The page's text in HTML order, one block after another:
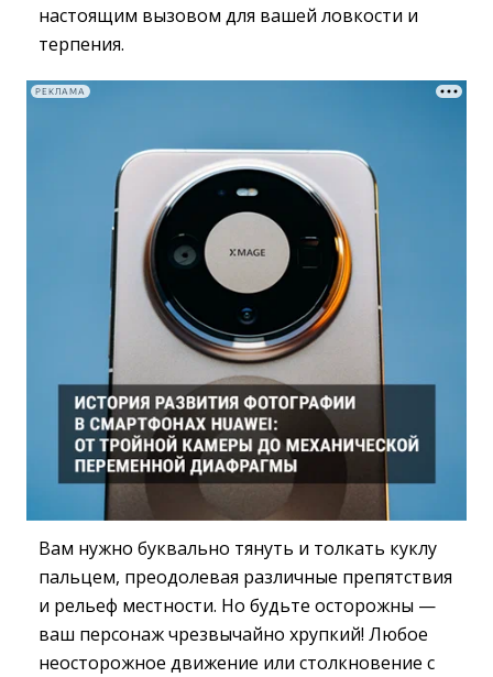
настоящим вызовом для вашей ловкости и
терпения.
РЕКЛАМА
Вам нужно буквально тянуть и толкать куклу
пальцем, преодолевая различные препятствия
и рельеф местности. Но будьте осторожны —
ваш персонаж чрезвычайно хрупкий! Любое
неосторожное движение или столкновение с